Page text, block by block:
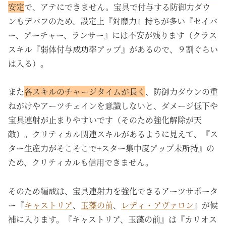
安定で、アテにできません。宝具で付与する防御力ダウ
ンもデバフのため、設定上『対魔力』持ちが多い『セイバ
ー、アーチャー、ランサー』には不安が残ります（クラス
スキル『弱体付与成功率アップ』があるので、９割ぐらい
は入る）。
また各スキルのチャージタイムが長く 、防御力ダウンの重
ねがけやアーツチェインを意識しないと、ダメージ低下や
宝具連射が止まりやすいです（そのため強化解除が天
敵）。クリティカル関連スキルがあるように見えて、『ス
ター生産力がそこそこで+スター集中度アップ未所持』の
ため、クリティカルも信用できません。
そのため編成は、宝具連射力を強化できるアーツサポータ
ー『キャストリア、 玉藻の前、 レディ・アヴァロン』が候
補に入ります。『キャストリア、玉藻の前』は『カリオス